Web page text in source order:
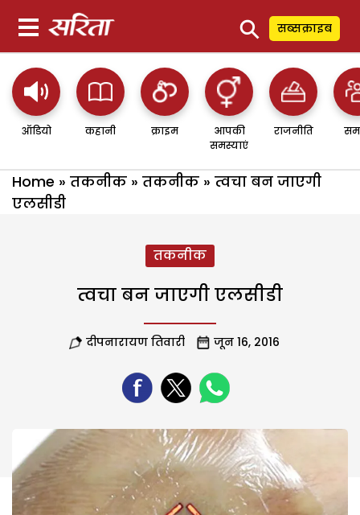
⚲ सब्सक्राइब
ऑडियो कहानी क्राइम
आपकी
समस्याएं
राजनीति
Home » तकनीक » तकनीक » त्वचा बन जाएगी
एलसीडी
तकनीक
त्वचा बन जाएगी एलसीडी
दीपनारायण तिवारी जून 16, 2016